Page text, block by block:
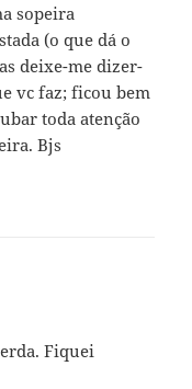
sopeira
(o que dá o
deixe-me dizer-
vc faz; ficou bem
toda atenção
Bjs
Fiquei